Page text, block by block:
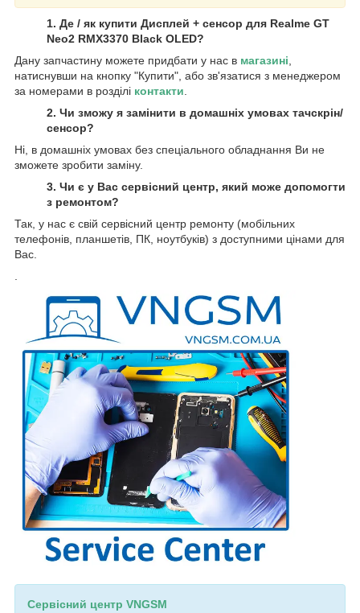
1. Де / як купити Дисплей + сенсор для Realme GT
Neo2 RMX3370 Black OLED?
Дану запчастину можете придбати у нас в магазині
натиснувши на кнопку "Купити", або зв'язатися з менеджером
за номерами в розділі контакти
2. Чи зможу я замінити в домашніх умовах тачскрін/
сенсор?
Ні, в домашніх умовах без спеціального обладнання Ви не
зможете зробити заміну.
3. Чи є у Вас сервісний центр, який може допомогти
з ремонтом?
Так, у нас є свій сервісний центр ремонту (мобільних
телефонів, планшетів, ПК, ноутбуків) з доступними цінами для
Вас.
Сервісний центр VNGSM